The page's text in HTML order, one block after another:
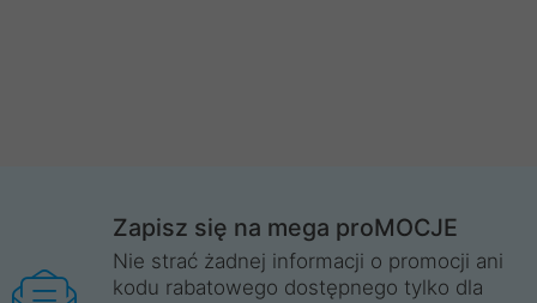
Zapisz się na mega proMOCJE
Nie strać żadnej informacji o promocji ani
kodu rabatowego dostępnego tylko dla